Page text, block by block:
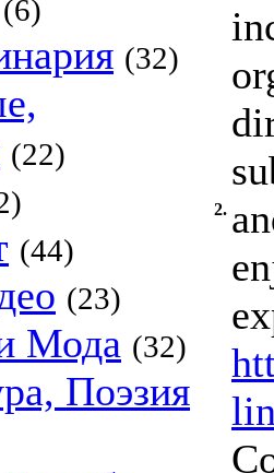
(6)
(32)
(22)
(44)
(23)
Мода (32)
Поэзия
2.